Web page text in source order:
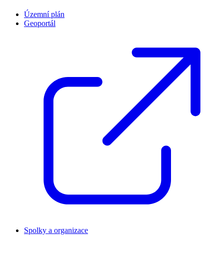
Územní plán
Geoportál
Spolky a organizace